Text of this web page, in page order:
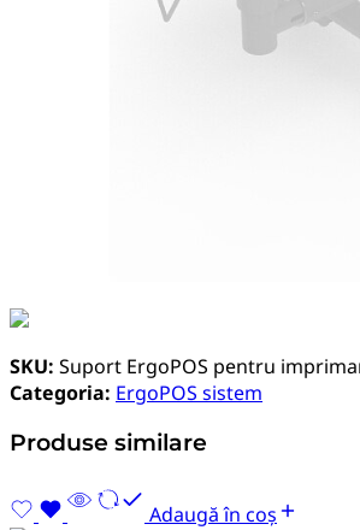
SKU: Suport ErgoPOS pentru
Categoria: ErgoPOS sistem
Produse similare
Adaugă în coș